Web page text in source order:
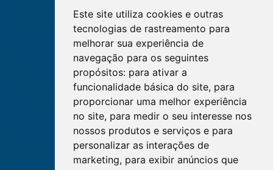
Este site utiliza cookies e outras
tecnologias de rastreamento para
melhorar sua experiência de
navegação para os seguintes
propósitos: para ativar a
funcionalidade básica do site, para
proporcionar uma melhor experiência
no site, para medir o seu interesse nos
nossos produtos e serviços e para
personalizar as interações de
marketing, para exibir anúncios que